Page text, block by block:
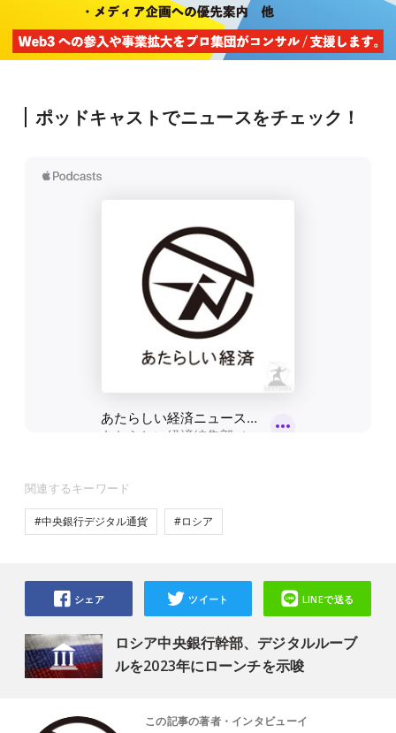
ポッドキャストでニュースをチェック！
関連するキーワード
#中央銀行デジタル通貨 #ロシア
ロシア中央銀行幹部、デジタルルーブ
ルを2023年にローンチを示唆
シェア ツイート LINEで送る
この記事の著者・インタビューイ